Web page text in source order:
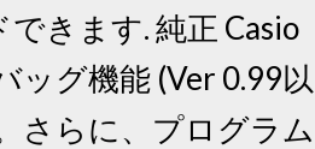
きます. 純正 Casio
ッグ機能 (Ver 0.99以
さらに、プログラム